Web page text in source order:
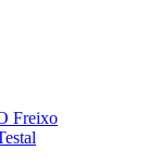
Freixo